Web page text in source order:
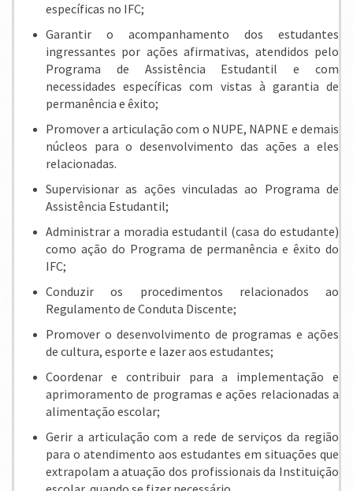
específicas no IFC;
Garantir o acompanhamento dos estudantes
ingressantes por ações afirmativas, atendidos pelo
Programa de Assistência Estudantil e com
necessidades específicas com vistas à garantia de
permanência e êxito;
Promover a articulação com o NUPE, NAPNE e demais
núcleos para o desenvolvimento das ações a eles
relacionadas.
Supervisionar as ações vinculadas ao Programa de
Assistência Estudantil;
Administrar a moradia estudantil (casa do estudante)
como ação do Programa de permanência e êxito do
IFC;
Conduzir os procedimentos relacionados ao
Regulamento de Conduta Discente;
Promover o desenvolvimento de programas e ações
de cultura, esporte e lazer aos estudantes;
Coordenar e contribuir para a implementação e
aprimoramento de programas e ações relacionadas a
alimentação escolar;
Gerir a articulação com a rede de serviços da região
para o atendimento aos estudantes em situações que
extrapolam a atuação dos profissionais da Instituição